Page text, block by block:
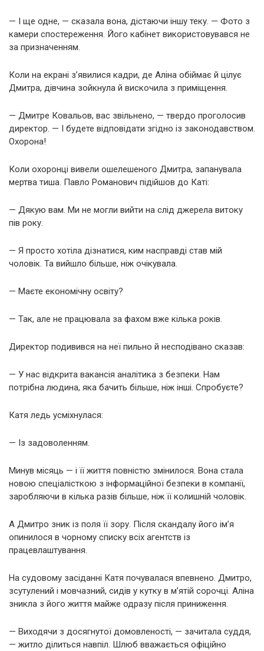
— І ще одне, — сказала вона, дістаючи іншу теку. — Фото з
камери спостереження. Його кабінет використовувався не
за призначенням.
Коли на екрані з’явилися кадри, де Аліна обіймає й цілує
Дмитра, дівчина зойкнула й вискочила з приміщення.
— Дмитре Ковальов, вас звільнено, — твердо проголосив
директор. — І будете відповідати згідно із законодавством.
Охорона!
Коли охоронці вивели ошелешеного Дмитра, запанувала
мертва тиша. Павло Романович підійшов до Каті:
— Дякую вам. Ми не могли вийти на слід джерела витоку
пів року.
— Я просто хотіла дізнатися, ким насправді став мій
чоловік. Та вийшло більше, ніж очікувала.
— Маєте економічну освіту?
— Так, але не працювала за фахом вже кілька років.
Директор подивився на неї пильно й несподівано сказав:
— У нас відкрита вакансія аналітика з безпеки. Нам
потрібна людина, яка бачить більше, ніж інші. Спробуєте?
Катя ледь усміхнулася:
— Із задоволенням.
Минув місяць — і її життя повністю змінилося. Вона стала
новою спеціалісткою з інформаційної безпеки в компанії,
заробляючи в кілька разів більше, ніж її колишній чоловік.
А Дмитро зник із поля її зору. Після скандалу його ім’я
опинилося в чорному списку всіх агентств із
працевлаштування.
На судовому засіданні Катя почувалася впевнено. Дмитро,
зсутулений і мовчазний, сидів у кутку в м’ятій сорочці. Аліна
зникла з його життя майже одразу після приниження.
— Виходячи з досягнутої домовленості, — зачитала суддя,
— житло ділиться навпіл. Шлюб вважається офіційно